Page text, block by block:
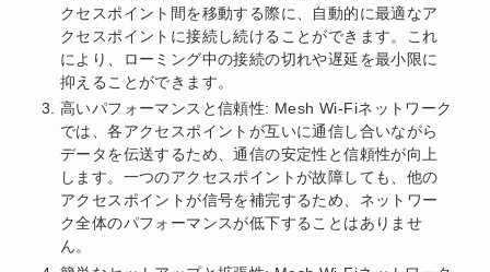
クセスポイント間を移動する際に、自動的に最適なア
クセスポイントに接続し続けることができます。これ
により、ローミング中の接続の切れや遅延を最小限に
抑えることができます。
高いパフォーマンスと信頼性: Mesh Wi-Fiネットワーク
では、各アクセスポイントが互いに通信し合いながら
データを伝送するため、通信の安定性と信頼性が向上
します。一つのアクセスポイントが故障しても、他の
アクセスポイントが信号を補完するため、ネットワー
ク全体のパフォーマンスが低下することはありませ
ん。